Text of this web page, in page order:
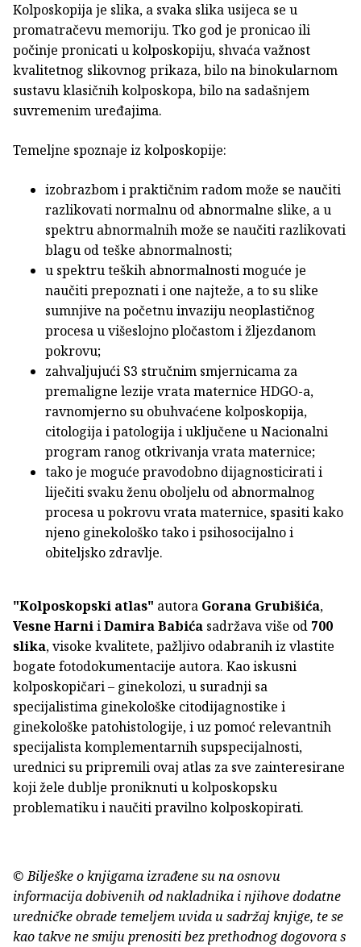
Kolposkopija je slika, a svaka slika usijeca se u
promatračevu memoriju. Tko god je pronicao ili
počinje pronicati u kolposkopiju, shvaća važnost
kvalitetnog slikovnog prikaza, bilo na binokularnom
sustavu klasičnih kolposkopa, bilo na sadašnjem
suvremenim uređajima.
Temeljne spoznaje iz kolposkopije:
izobrazbom i praktičnim radom može se naučiti
razlikovati normalnu od abnormalne slike, a u
spektru abnormalnih može se naučiti razlikovati
blagu od teške abnormalnosti;
u spektru teških abnormalnosti moguće je
naučiti prepoznati i one najteže, a to su slike
sumnjive na početnu invaziju neoplastičnog
procesa u višeslojno pločastom i žljezdanom
pokrovu;
zahvaljujući S3 stručnim smjernicama za
premaligne lezije vrata maternice HDGO-a,
ravnomjerno su obuhvaćene kolposkopija,
citologija i patologija i uključene u Nacionalni
program ranog otkrivanja vrata maternice;
tako je moguće pravodobno dijagnosticirati i
liječiti svaku ženu oboljelu od abnormalnog
procesa u pokrovu vrata maternice, spasiti kako
njeno ginekološko tako i psihosocijalno i
obiteljsko zdravlje.
"Kolposkopski atlas" autora Gorana Grubišića,
Vesne HarniiDamira Babića sadržava više od 700
slika, visoke kvalitete, pažljivo odabranih iz vlastite
bogate fotodokumentacije autora. Kao iskusni
kolposkopičari – ginekolozi, u suradnji sa
specijalistima ginekološke citodijagnostike i
ginekološke patohistologije, i uz pomoć relevantnih
specijalista komplementarnih supspecijalnosti,
urednici su pripremili ovaj atlas za sve zainteresirane
koji žele dublje proniknuti u kolposkopsku
problematiku i naučiti pravilno kolposkopirati.
© Bilješke o knjigama izrađene su na osnovu
informacija dobivenih od nakladnika i njihove dodatne
uredničke obrade temeljem uvida u sadržaj knjige, te se
kao takve ne smiju prenositi bez prethodnog dogovora s